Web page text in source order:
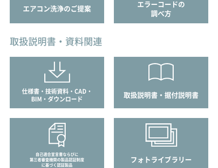
エアコン洗浄のご提案
エラーコードの
調べ方
取扱説明書・資料関連
仕様書・技術資料・CAD・
BIM・ダウンロード
取扱説明書・据付説明書
自己適合宣言書ならびに
第三者審査機関の製品認証制度
に基づく認証製品
フォトライブラリー